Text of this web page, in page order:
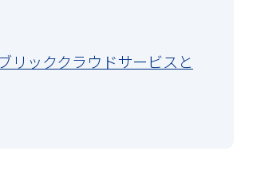
リッククラウドサービスと